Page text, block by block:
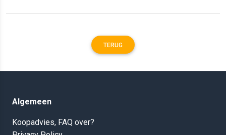
TERUG
Algemeen
Koopadvies, FAQ over?